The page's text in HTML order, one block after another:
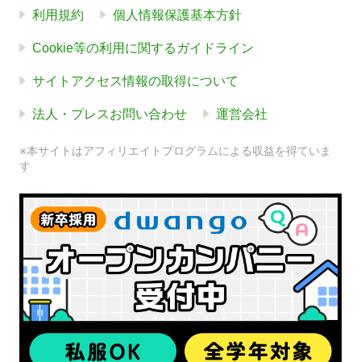
利用規約 個人情報保護基本方針
Cookie等の利用に関するガイドライン
サイトアクセス情報の取得について
法人・プレスお問い合わせ 運営会社
※本サイトはアフィリエイトプログラムによる収益を得ていま
す